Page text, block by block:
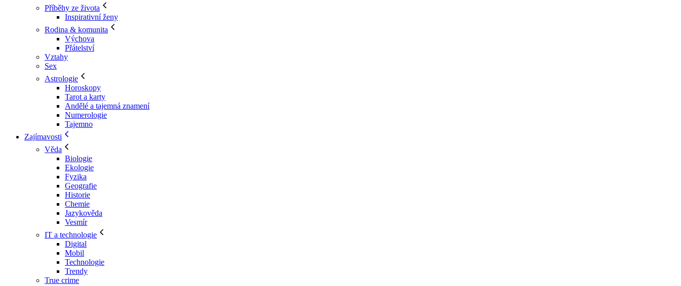
Příběhy ze života
Inspirativní ženy
Rodina & komunita
Výchova
Přátelství
Vztahy
Sex
Astrologie
Horoskopy
Tarot a karty
Andělé a tajemná znamení
Numerologie
Tajemno
Zajímavosti
Věda
Biologie
Ekologie
Fyzika
Geografie
Historie
Chemie
Jazykověda
Vesmír
IT a technologie
Digital
Mobil
Technologie
Trendy
True crime